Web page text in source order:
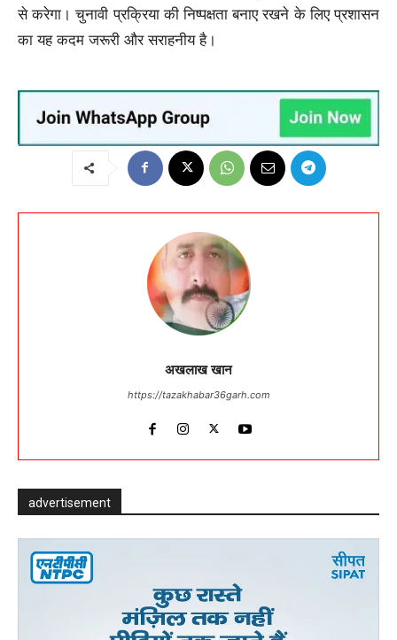
से करेगा। चुनावी प्रक्रिया की निष्पक्षता बनाए रखने के लिए प्रशासन
का यह कदम जरूरी और सराहनीय है।
अखलाख खान
https://tazakhabar36garh.com
advertisement